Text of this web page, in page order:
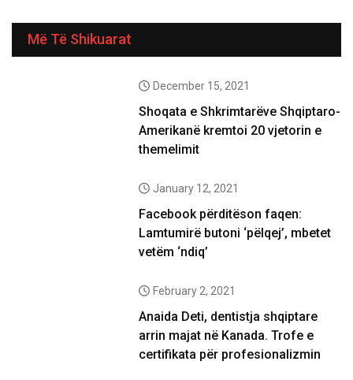
Më Të Shikuarat
December 15, 2021
Shoqata e Shkrimtarëve Shqiptaro-
Amerikanë kremtoi 20 vjetorin e
themelimit
January 12, 2021
Facebook përditëson faqen:
Lamtumirë butoni ‘pëlqej’, mbetet
vetëm ‘ndiq’
February 2, 2021
Anaida Deti, dentistja shqiptare
arrin majat në Kanada. Trofe e
certifikata për profesionalizmin